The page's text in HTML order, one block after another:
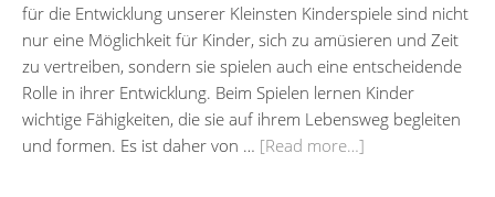
für die Entwicklung unserer Kleinsten Kinderspiele sind nicht
nur eine Möglichkeit für Kinder, sich zu amüsieren und Zeit
zu vertreiben, sondern sie spielen auch eine entscheidende
Rolle in ihrer Entwicklung. Beim Spielen lernen Kinder
wichtige Fähigkeiten, die sie auf ihrem Lebensweg begleiten
und formen. Es ist daher von … [Read more…]